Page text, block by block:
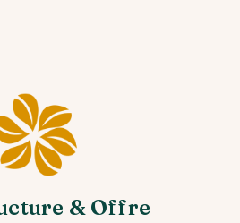
& Offre